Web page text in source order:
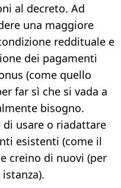
al decreto. Ad
una maggiore
reddituale e
dei pagamenti
(come quello
far sì che si vada a
bisogno.
di usare o riadattare
esistenti (come il
creino di nuovi (per